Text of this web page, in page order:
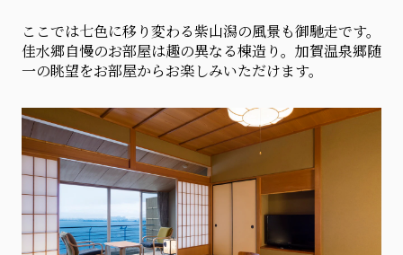
ここでは七色に移り変わる紫山潟の風景も御馳走です。
佳水郷自慢のお部屋は趣の異なる棟造り。加賀温泉郷随
一の眺望をお部屋からお楽しみいただけます。